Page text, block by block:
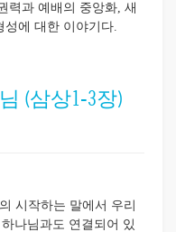
력과 예배의 중앙화, 새
성에 대한 이야기다.
(삼상1-3장)
시작하는 말에서 우리
나님과도 연결되어 있